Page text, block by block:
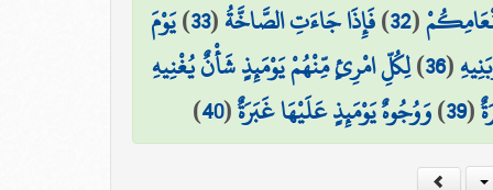
(
32
)فَإِذَا جَاءَتِ الصَّاخَّةُ(
33
)يَوْمَ
(
36
)لِكُلِّ امْرِئٍ مِّنْهُمْ يَوْمَئِذٍ شَأْنٌ يُغْنِيهِ
(
39
)وَوُجُوهٌ يَوْمَئِذٍ عَلَيْهَا غَبَرَةٌ(
40
)